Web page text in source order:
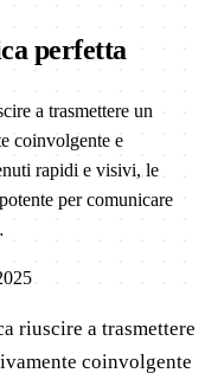
perfetta
a trasmettere un
coinvolgente e
rapidi e visivi, le
per comunicare
riuscire a trasmettere
coinvolgente